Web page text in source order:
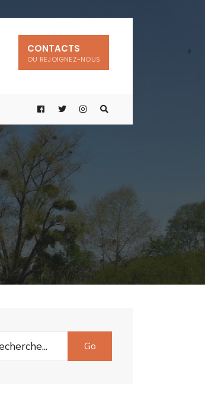
CONTACTS
OU REJOIGNEZ-NOUS
Go